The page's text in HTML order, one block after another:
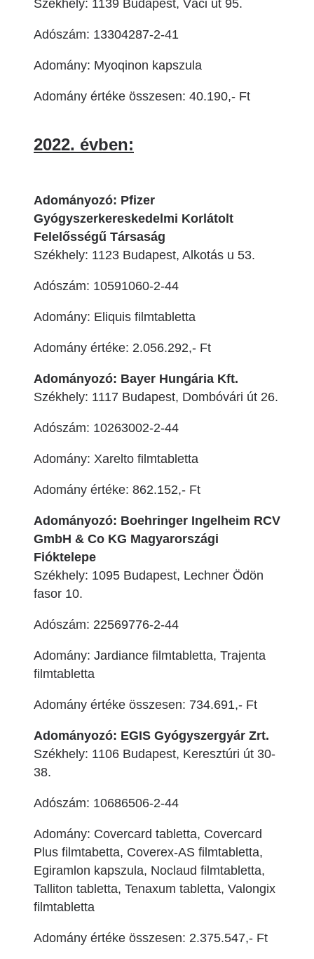
Székhely: 1139 Budapest, Váci út 95.
Adószám: 13304287-2-41
Adomány: Myoqinon kapszula
Adomány értéke összesen: 40.190,- Ft
2022. évben:
Adományozó: Pfizer
Gyógyszerkereskedelmi Korlátolt
Felelősségű Társaság
Székhely: 1123 Budapest, Alkotás u 53.
Adószám: 10591060-2-44
Adomány: Eliquis filmtabletta
Adomány értéke: 2.056.292,- Ft
Adományozó: Bayer Hungária Kft.
Székhely: 1117 Budapest, Dombóvári út 26.
Adószám: 10263002-2-44
Adomány: Xarelto filmtabletta
Adomány értéke: 862.152,- Ft
Adományozó: Boehringer Ingelheim RCV
GmbH & Co KG Magyarországi
Fióktelepe
Székhely: 1095 Budapest, Lechner Ödön
fasor 10.
Adószám: 22569776-2-44
Adomány: Jardiance filmtabletta, Trajenta
filmtabletta
Adomány értéke összesen: 734.691,- Ft
Adományozó: EGIS Gyógyszergyár Zrt.
Székhely: 1106 Budapest, Keresztúri út 30-
38.
Adószám: 10686506-2-44
Adomány: Covercard tabletta, Covercard
Plus filmtabetta, Coverex-AS filmtabletta,
Egiramlon kapszula, Noclaud filmtabletta,
Talliton tabletta, Tenaxum tabletta, Valongix
filmtabletta
Adomány értéke összesen: 2.375.547,- Ft